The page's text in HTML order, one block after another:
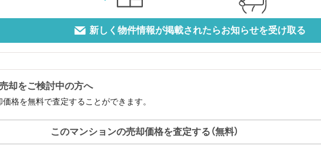
新しく物件情報が掲載されたらお知らせを受け取る
却をご検討中の方へ
格を無料で査定することができます。
このマンションの売却価格を査定する（無料）